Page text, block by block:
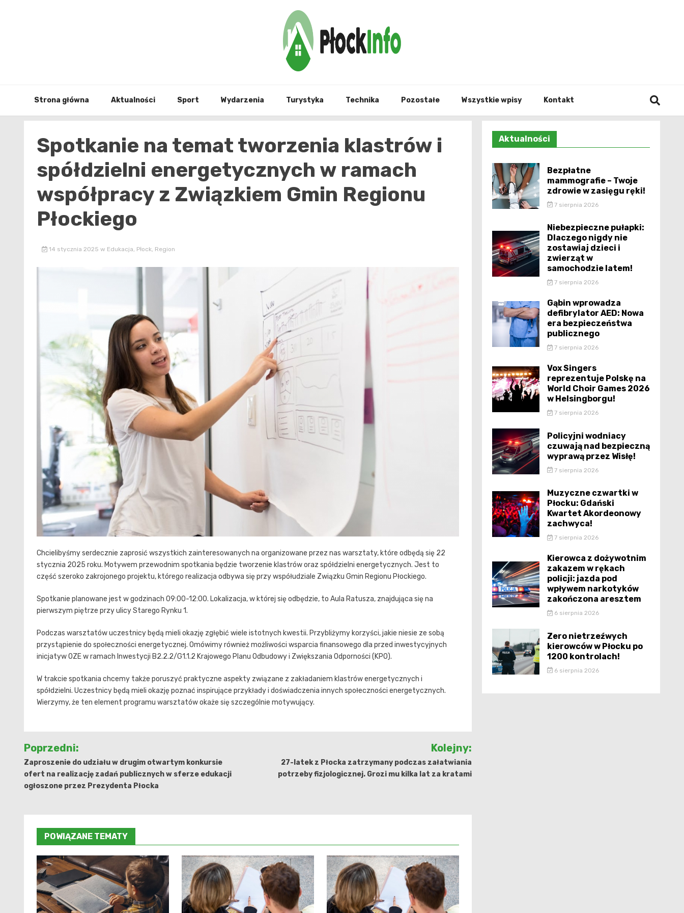
Strona główna Aktualności Sport Wydarzenia Turystyka Technika Pozostałe Wszystkie wpisy Kontakt
Spotkanie na temat tworzenia klastrów i
spółdzielni energetycznych w ramach
współpracy z Związkiem Gmin Regionu
Płockiego
14 stycznia 2025 w Edukacja, Płock, Region
Chcielibyśmy serdecznie zaprosić wszystkich zainteresowanych na organizowane przez nas warsztaty, które odbędą się 22
stycznia 2025 roku. Motywem przewodnim spotkania będzie tworzenie klastrów oraz spółdzielni energetycznych. Jest to
część szeroko zakrojonego projektu, którego realizacja odbywa się przy współudziale Związku Gmin Regionu Płockiego.
Spotkanie planowane jest w godzinach 09:00-12:00. Lokalizacja, w której się odbędzie, to Aula Ratusza, znajdująca się na
pierwszym piętrze przy ulicy Starego Rynku 1.
Podczas warsztatów uczestnicy będą mieli okazję zgłębić wiele istotnych kwestii. Przybliżymy korzyści, jakie niesie ze sobą
przystąpienie do społeczności energetycznej. Omówimy również możliwości wsparcia finansowego dla przed inwestycyjnych
inicjatyw OZE w ramach Inwestycji B2.2.2/G1.1.2 Krajowego Planu Odbudowy i Zwiększania Odporności (KPO).
W trakcie spotkania chcemy także poruszyć praktyczne aspekty związane z zakładaniem klastrów energetycznych i
spółdzielni. Uczestnicy będą mieli okazję poznać inspirujące przykłady i doświadczenia innych społeczności energetycznych.
Wierzymy, że ten element programu warsztatów okaże się szczególnie motywujący.
Nawigacja
wpisu
Poprzedni:
Zaproszenie do udziału w drugim otwartym konkursie
ofert na realizację zadań publicznych w sferze edukacji
ogłoszone przez Prezydenta Płocka
Kolejny:
27-latek z Płocka zatrzymany podczas załatwiania
potrzeby fizjologicznej. Grozi mu kilka lat za kratami
POWIĄZANE TEMATY
Aktualności
Bezpłatne
mammografie – Twoje
zdrowie w zasięgu ręki!
7 sierpnia 2026
Niebezpieczne pułapki:
Dlaczego nigdy nie
zostawiaj dzieci i
zwierząt w
samochodzie latem!
7 sierpnia 2026
Gąbin wprowadza
defibrylator AED: Nowa
era bezpieczeństwa
publicznego
7 sierpnia 2026
Vox Singers
reprezentuje Polskę na
World Choir Games 2026
w Helsingborgu!
7 sierpnia 2026
Policyjni wodniacy
czuwają nad bezpieczną
wyprawą przez Wisłę!
7 sierpnia 2026
Muzyczne czwartki w
Płocku: Gdański
Kwartet Akordeonowy
zachwyca!
7 sierpnia 2026
Kierowca z dożywotnim
zakazem w rękach
policji: jazda pod
wpływem narkotyków
zakończona aresztem
6 sierpnia 2026
Zero nietrzeźwych
kierowców w Płocku po
1200 kontrolach!
6 sierpnia 2026